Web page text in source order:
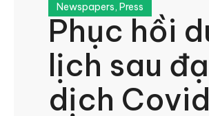
Newspapers, Press
Phục hồi
lịch sau
dịch